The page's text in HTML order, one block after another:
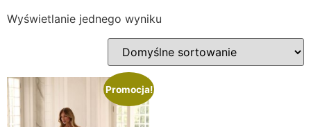
Wyświetlanie jednego wyniku
Promocja!